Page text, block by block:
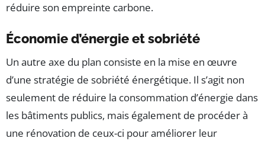
réduire son empreinte carbone.
Économie d’énergie et sobriété
Un autre axe du plan consiste en la mise en œuvre
d’une stratégie de sobriété énergétique. Il s’agit non
seulement de réduire la consommation d’énergie dans
les bâtiments publics, mais également de procéder à
une rénovation de ceux-ci pour améliorer leur